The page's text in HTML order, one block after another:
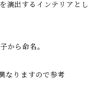
演出するインテリアとし
から命名。
なりますので参考